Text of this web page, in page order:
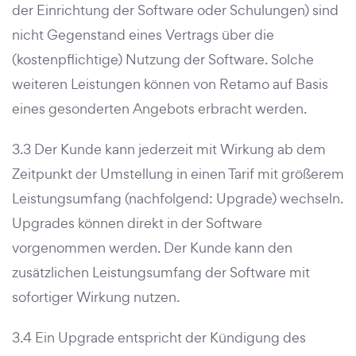
der Einrichtung der Software oder Schulungen) sind
nicht Gegenstand eines Vertrags über die
(kostenpflichtige) Nutzung der Software. Solche
weiteren Leistungen können von Retamo auf Basis
eines gesonderten Angebots erbracht werden.
3.3 Der Kunde kann jederzeit mit Wirkung ab dem
Zeitpunkt der Umstellung in einen Tarif mit größerem
Leistungsumfang (nachfolgend: Upgrade) wechseln.
Upgrades können direkt in der Software
vorgenommen werden. Der Kunde kann den
zusätzlichen Leistungsumfang der Software mit
sofortiger Wirkung nutzen.
3.4 Ein Upgrade entspricht der Kündigung des